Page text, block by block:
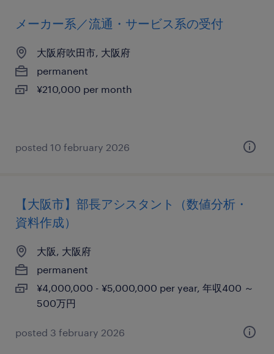
メーカー系／流通・サービス系の受付
大阪府吹田市, 大阪府
permanent
¥210,000 per month
posted 10 february 2026
【大阪市】部長アシスタント（数値分析・
資料作成）
大阪, 大阪府
permanent
¥4,000,000 - ¥5,000,000 per year, 年収400 ～
500万円
posted 3 february 2026